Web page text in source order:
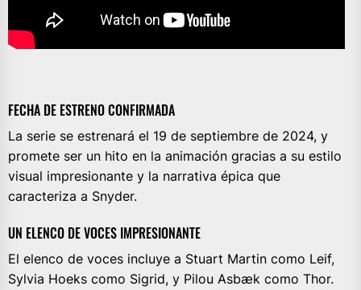
FECHA DE ESTRENO CONFIRMADA
La serie se estrenará el 19 de septiembre de 2024, y
promete ser un hito en la animación gracias a su estilo
visual impresionante y la narrativa épica que
caracteriza a Snyder.
UN ELENCO DE VOCES IMPRESIONANTE
El elenco de voces incluye a Stuart Martin como Leif,
Sylvia Hoeks como Sigrid, y Pilou Asbæk como Thor.